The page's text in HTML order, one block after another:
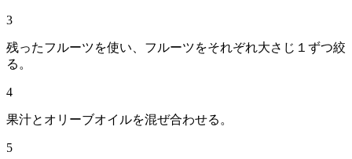
3
残ったフルーツを使い、フルーツをそれぞれ大さじ１ずつ絞
る。
4
果汁とオリーブオイルを混ぜ合わせる。
5